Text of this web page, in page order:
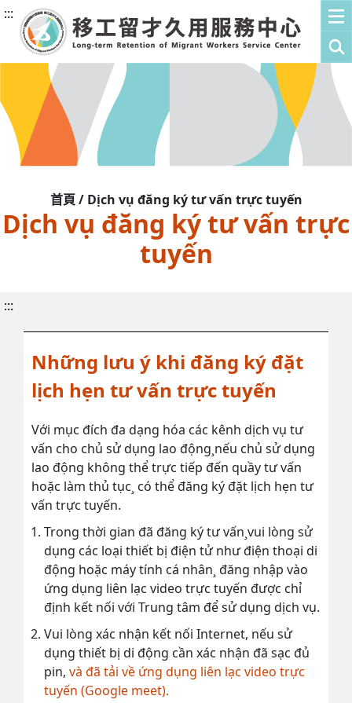
:::
首頁 / Dịch vụ đăng ký tư vấn trực tuyến
Dịch vụ đăng ký tư vấn trực
tuyến
:::
Những lưu ý khi đăng ký đặt
lịch hẹn tư vấn trực tuyến
Với mục đích đa dạng hóa các kênh dịch vụ tư
vấn cho chủ sử dụng lao động¸nếu chủ sử dụng
lao động không thể trực tiếp đến quầy tư vấn
hoặc làm thủ tục¸ có thể đăng ký đặt lịch hẹn tư
vấn trực tuyến.
Trong thời gian đã đăng ký tư vấn¸vui lòng sử
dụng các loại thiết bị điện tử như điện thoại di
động hoặc máy tính cá nhân¸ đăng nhập vào
ứng dụng liên lạc video trực tuyến được chỉ
định kết nối với Trung tâm để sử dụng dịch vụ.
Vui lòng xác nhận kết nối Internet, nếu sử
dụng thiết bị di động cần xác nhận đã sạc đủ
pin, và đã tải về ứng dụng liên lạc video trực
tuyến (Google meet).